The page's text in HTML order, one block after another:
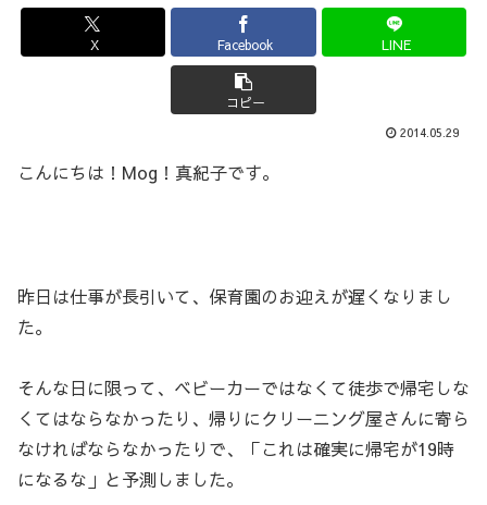
X Facebook LINE
コピー
2014.05.29
こんにちは！Mog！真紀子です。
昨日は仕事が長引いて、保育園のお迎えが遅くなりまし
た。
そんな日に限って、ベビーカーではなくて徒歩で帰宅しな
くてはならなかったり、帰りにクリーニング屋さんに寄ら
なければならなかったりで、「これは確実に帰宅が19時
になるな」と予測しました。